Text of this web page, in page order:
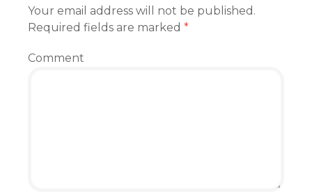
Your email address will not be published.
Required fields are marked *
Comment